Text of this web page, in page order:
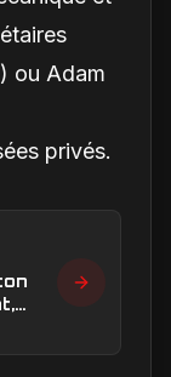
ou Adam
privés.